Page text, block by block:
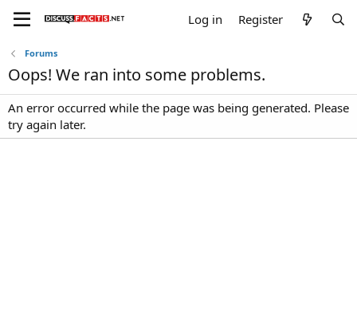
Log in Register
Forums
Oops! We ran into some problems.
An error occurred while the page was being generated. Please
try again later.